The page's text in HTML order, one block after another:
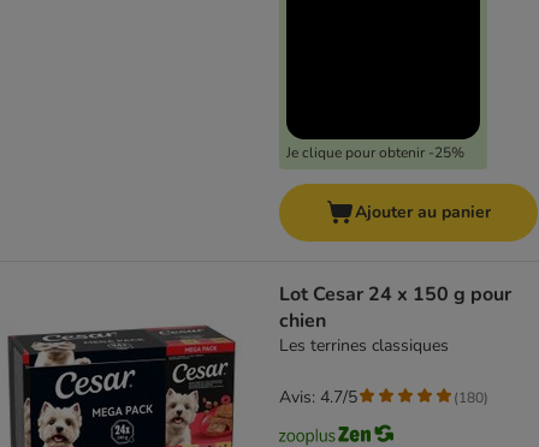
Je clique pour obtenir -25%
Ajouter au panier
Lot Cesar 24 x 150 g pour
chien
Les terrines classiques
Avis: 4.7/5 (180)